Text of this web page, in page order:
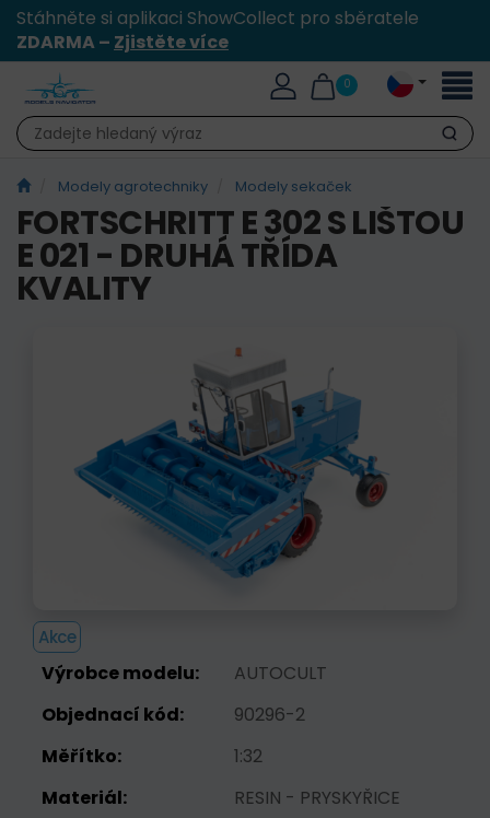
Stáhněte si aplikaci ShowCollect pro sběratele
ZDARMA – Zjistěte více
0
Hledat
Modely agrotechniky Modely sekaček
FORTSCHRITT E 302 S LIŠTOU
E 021 - DRUHÁ TŘÍDA
KVALITY
Akce
Výrobce modelu:
AUTOCULT
Objednací kód:
90296-2
Měřítko:
1:32
Materiál:
RESIN - PRYSKYŘICE